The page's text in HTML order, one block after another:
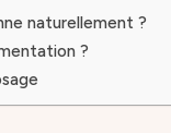
naturellement ?
?